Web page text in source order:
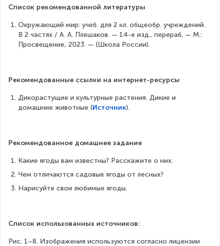
Список рекомендованной литературы
Окружающий мир: учеб. для 2 кл. общеобр. учреждений.
В 2 частях / А. А. Плешаков. — 14-е изд., перераб. — М.:
Просвещение, 2023. — (Школа России).
Рекомендованные ссылки на интернет-ресурсы
Дикорастущие и культурные растения. Дикие и
домашние животные (Источник).
Рекомендованное домашнее задание
Какие ягоды вам известны? Расскажите о них.
Чем отличаются садовые ягоды от лесных?
Нарисуйте свои любимые ягоды.
Список использованных источников:
Рис. 1–8. Изображения используются согласно лицензии